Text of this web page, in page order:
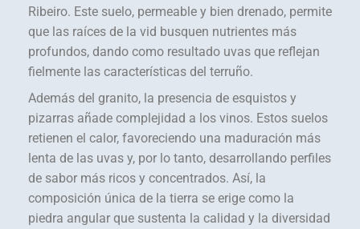
Ribeiro. Este suelo, permeable y bien drenado, permite
que las raíces de la vid busquen nutrientes más
profundos, dando como resultado uvas que reflejan
fielmente las características del terruño.
Además del granito, la presencia de esquistos y
pizarras añade complejidad a los vinos. Estos suelos
retienen el calor, favoreciendo una maduración más
lenta de las uvas y, por lo tanto, desarrollando perfiles
de sabor más ricos y concentrados. Así, la
composición única de la tierra se erige como la
piedra angular que sustenta la calidad y la diversidad